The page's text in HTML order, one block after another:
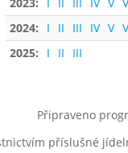
2024:
I II III IV V
2025:
I II III
Připraveno
příslušné